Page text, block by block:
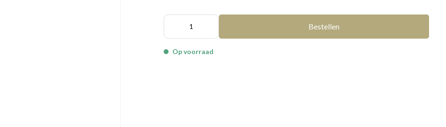
Bestellen
Op voorraad